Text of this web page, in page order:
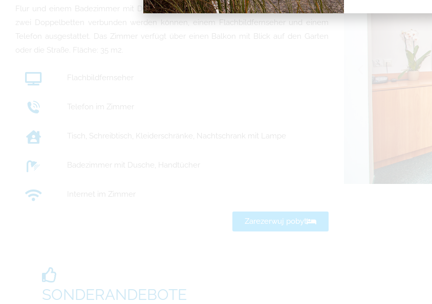
Flur und einem Badezimmer mit Dusche. Es ist mit 4 Einzelbetten, die zu einem oder
zwei Doppelbetten verbunden werden können, einem Flachbildfernseher und einem
Telefon ausgestattet. Das Zimmer verfügt über einen Balkon mit Blick auf den Garten
oder die Straße. Fläche: 35 m2.
Flachbildfernseher
Telefon im Zimmer
Tisch, Schreibtisch, Kleiderschränke, Nachtschrank mit Lampe
Badezimmer mit Dusche, Handtücher
Internet im Zimmer
Zarezerwuj pobyt
SONDERANDEBOTE